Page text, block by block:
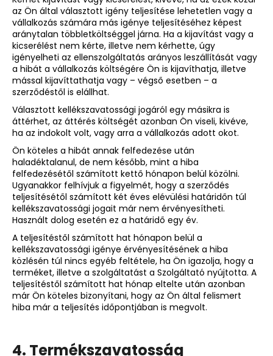
az Ön által választott igény teljesítése lehetetlen vagy a
vállalkozás számára más igénye teljesítéséhez képest
aránytalan többletköltséggel járna. Ha a kijavítást vagy a
kicserélést nem kérte, illetve nem kérhette, úgy
igényelheti az ellenszolgáltatás arányos leszállítását vagy
a hibát a vállalkozás költségére Ön is kijavíthatja, illetve
mással kijavíttathatja vagy – végső esetben – a
szerződéstől is elállhat.
Választott kellékszavatossági jogáról egy másikra is
áttérhet, az áttérés költségét azonban Ön viseli, kivéve,
ha az indokolt volt, vagy arra a vállalkozás adott okot.
Ön köteles a hibát annak felfedezése után
haladéktalanul, de nem később, mint a hiba
felfedezésétől számított kettő hónapon belül közölni.
Ugyanakkor felhívjuk a figyelmét, hogy a szerződés
teljesítésétől számított két éves elévülési határidőn túl
kellékszavatossági jogait már nem érvényesítheti.
Használt dolog esetén ez a határidő egy év.
A teljesítéstől számított hat hónapon belül a
kellékszavatossági igénye érvényesítésének a hiba
közlésén túl nincs egyéb feltétele, ha Ön igazolja, hogy a
terméket, illetve a szolgáltatást a Szolgáltató nyújtotta. A
teljesítéstől számított hat hónap eltelte után azonban
már Ön köteles bizonyítani, hogy az Ön által felismert
hiba már a teljesítés időpontjában is megvolt.
4. Termékszavatosság